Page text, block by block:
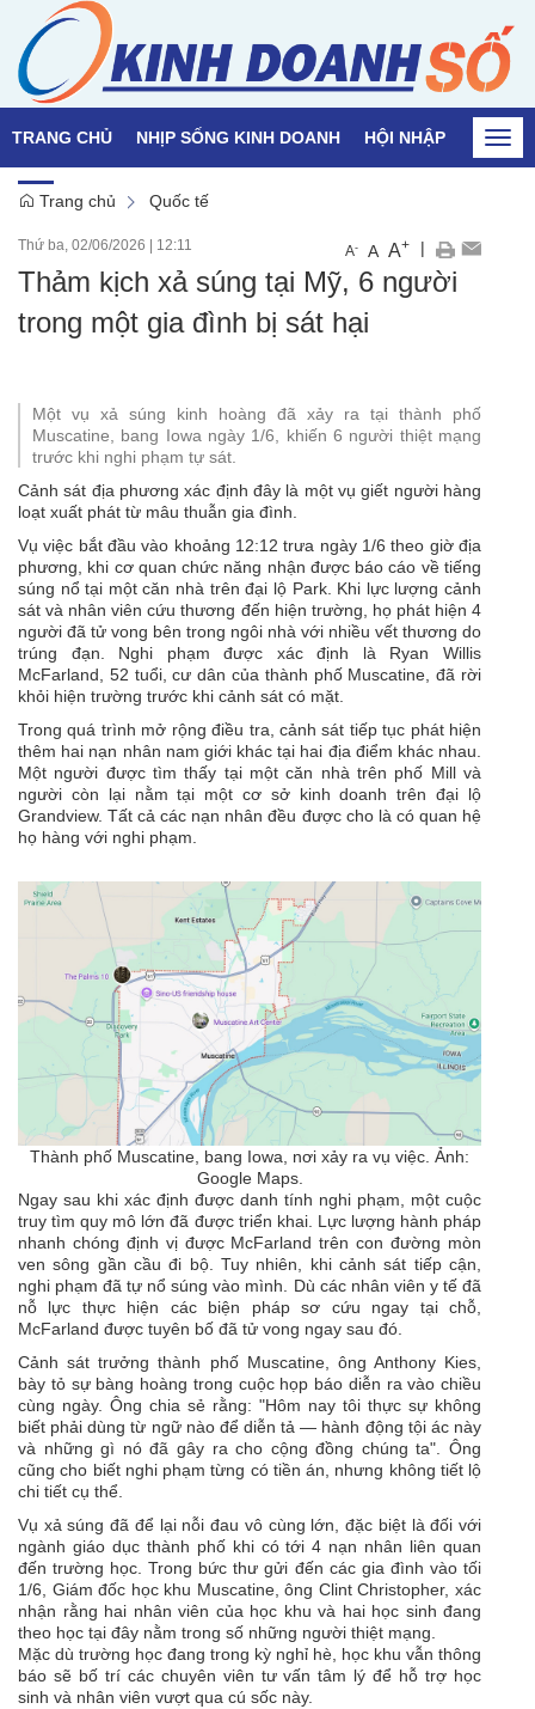
TRANG CHỦ NHỊP SỐNG KINH DOANH HỘI NHẬP QUỐC
Trang chủ Quốc tế
Thứ ba, 02/06/2026 12:11 A- A A+ |
Thảm kịch xả súng tại Mỹ, 6 người
trong một gia đình bị sát hại
Một vụ xả súng kinh hoàng đã xảy ra tại thành phố
Muscatine, bang Iowa ngày 1/6, khiến 6 người thiệt mạng
trước khi nghi phạm tự sát.
Cảnh sát địa phương xác định đây là một vụ giết người hàng
loạt xuất phát từ mâu thuẫn gia đình.
Vụ việc bắt đầu vào khoảng 12:12 trưa ngày 1/6 theo giờ địa
phương, khi cơ quan chức năng nhận được báo cáo về tiếng
súng nổ tại một căn nhà trên đại lộ Park. Khi lực lượng cảnh
sát và nhân viên cứu thương đến hiện trường, họ phát hiện 4
người đã tử vong bên trong ngôi nhà với nhiều vết thương do
trúng đạn. Nghi phạm được xác định là Ryan Willis
McFarland, 52 tuổi, cư dân của thành phố Muscatine, đã rời
khỏi hiện trường trước khi cảnh sát có mặt.
Trong quá trình mở rộng điều tra, cảnh sát tiếp tục phát hiện
thêm hai nạn nhân nam giới khác tại hai địa điểm khác nhau.
Một người được tìm thấy tại một căn nhà trên phố Mill và
người còn lại nằm tại một cơ sở kinh doanh trên đại lộ
Grandview. Tất cả các nạn nhân đều được cho là có quan hệ
họ hàng với nghi phạm.
Thành phố Muscatine, bang Iowa, nơi xảy ra vụ việc. Ảnh:
Google Maps.
Ngay sau khi xác định được danh tính nghi phạm, một cuộc
truy tìm quy mô lớn đã được triển khai. Lực lượng hành pháp
nhanh chóng định vị được McFarland trên con đường mòn
ven sông gần cầu đi bộ. Tuy nhiên, khi cảnh sát tiếp cận,
nghi phạm đã tự nổ súng vào mình. Dù các nhân viên y tế đã
nỗ lực thực hiện các biện pháp sơ cứu ngay tại chỗ,
McFarland được tuyên bố đã tử vong ngay sau đó.
Cảnh sát trưởng thành phố Muscatine, ông Anthony Kies,
bày tỏ sự bàng hoàng trong cuộc họp báo diễn ra vào chiều
cùng ngày. Ông chia sẻ rằng: "Hôm nay tôi thực sự không
biết phải dùng từ ngữ nào để diễn tả — hành động tội ác này
và những gì nó đã gây ra cho cộng đồng chúng ta". Ông
cũng cho biết nghi phạm từng có tiền án, nhưng không tiết lộ
chi tiết cụ thể.
Vụ xả súng đã để lại nỗi đau vô cùng lớn, đặc biệt là đối với
ngành giáo dục thành phố khi có tới 4 nạn nhân liên quan
đến trường học. Trong bức thư gửi đến các gia đình vào tối
1/6, Giám đốc học khu Muscatine, ông Clint Christopher, xác
nhận rằng hai nhân viên của học khu và hai học sinh đang
theo học tại đây nằm trong số những người thiệt mạng.
Mặc dù trường học đang trong kỳ nghỉ hè, học khu vẫn thông
báo sẽ bố trí các chuyên viên tư vấn tâm lý để hỗ trợ học
sinh và nhân viên vượt qua cú sốc này.